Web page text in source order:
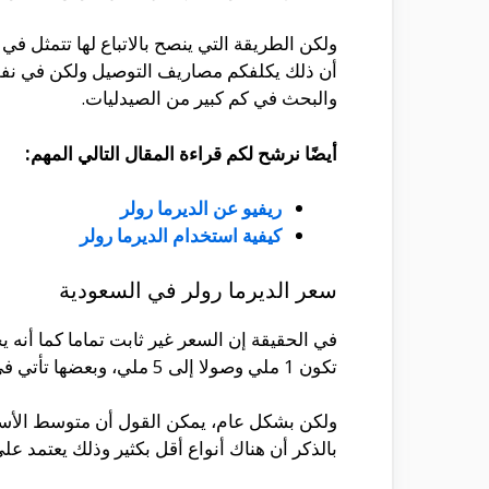
ولكن الطريقة التي ينصح بالاتباع لها تتمثل
أن ذلك يكلفكم مصاريف التوصيل ولكن في
والبحث في كم كبير من الصيدليات.
أيضًا نرشح لكم قراءة المقال التالي المهم:
ريفيو عن الديرما رولر
كيفية استخدام الديرما رولر
سعر الديرما رولر في السعودية
في الحقيقة إن السعر غير ثابت تماما كما
تكون 1 ملي وصولا إلى 5 ملي، وبعضها تأتي في عبوة تحتوي على مجموعة من الأنواع في نفس الوقت.
بالذكر أن هناك أنواع أقل بكثير وذلك يعتمد